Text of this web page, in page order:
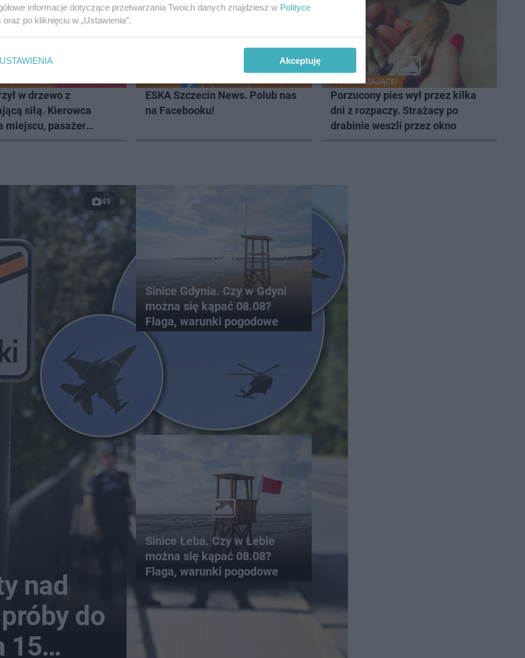
NA DRODZE
w drzewo z
siłą. Kierowca
miejscu, pasażer
ESKA Szczecin News. Polub nas
na Facebooku!
PRZERAŻAJĄCE!
Porzucony pies wył przez kilka
dni z rozpaczy. Strażacy po
drabinie weszli przez okno
49
nad
do
15
Sinice Gdynia. Czy w Gdyni
można się kąpać 08.08?
Flaga, warunki pogodowe
Sinice Łeba. Czy w Łebie
można się kąpać 08.08?
Flaga, warunki pogodowe
informacje dotyczące przetwarzania Twoich danych znajdziesz w Polityce
oraz po kliknięciu w „Ustawienia”.
USTAWIENIA Akceptuję